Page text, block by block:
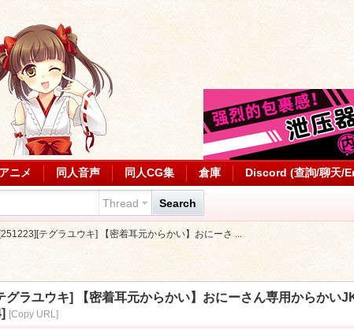
アニメ 同人音声 同人CG集 倉庫 Discord (查詢/聊天/
Thread Search
[251223][テグラユウキ] 【密着耳元からかい】おにーさ ...
グラユウキ] 【密着耳元からかい】おにーさん専用からかい
[Copy URL]